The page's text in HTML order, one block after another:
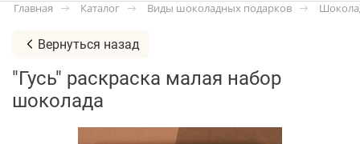
Главная Каталог Виды шоколадных подарков
Вернуться назад
"Гусь" раскраска малая набор
шоколада